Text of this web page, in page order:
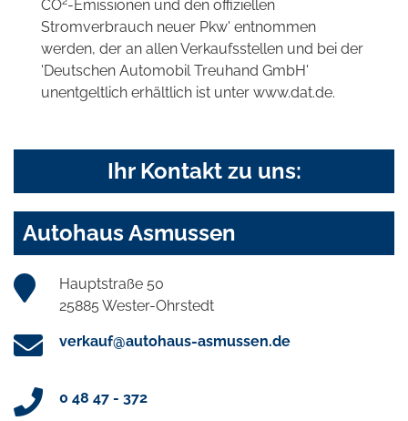
CO -Emissionen und den offiziellen
Stromverbrauch neuer Pkw' entnommen
werden, der an allen Verkaufsstellen und bei der
'Deutschen Automobil Treuhand GmbH'
unentgeltlich erhältlich ist unter www.dat.de.
Ihr Kontakt zu uns:
Autohaus Asmussen
Hauptstraße 50
25885 Wester-Ohrstedt
verkauf@autohaus-asmussen.de
0 48 47 - 372